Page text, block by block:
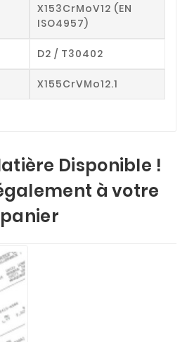
X153CrMoV12 (EN
ISO4957)
D2 / T30402
X155CrVMo12.1
Disponible !
à votre
panier